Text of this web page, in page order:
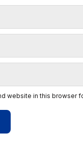
website in this browser